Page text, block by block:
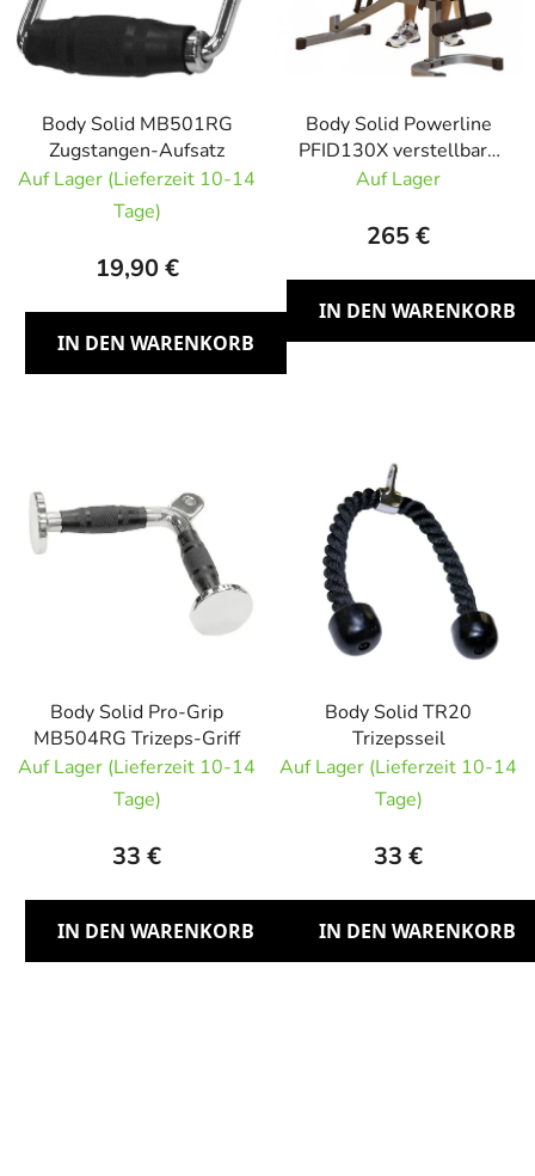
Body Solid MB501RG
Zugstangen-Aufsatz
Auf Lager (Lieferzeit 10-14
Tage)
19,90 €
IN DEN WARENKORB
Body Solid Powerline
PFID130X verstellbare
Hantelbank
Auf Lager
265 €
IN DEN WARENKORB
Body Solid Pro-Grip
MB504RG Trizeps-Griff
Auf Lager (Lieferzeit 10-14
Tage)
33 €
IN DEN WARENKORB
Body Solid TR20
Trizepsseil
Auf Lager (Lieferzeit 10-14
Tage)
33 €
IN DEN WARENKORB